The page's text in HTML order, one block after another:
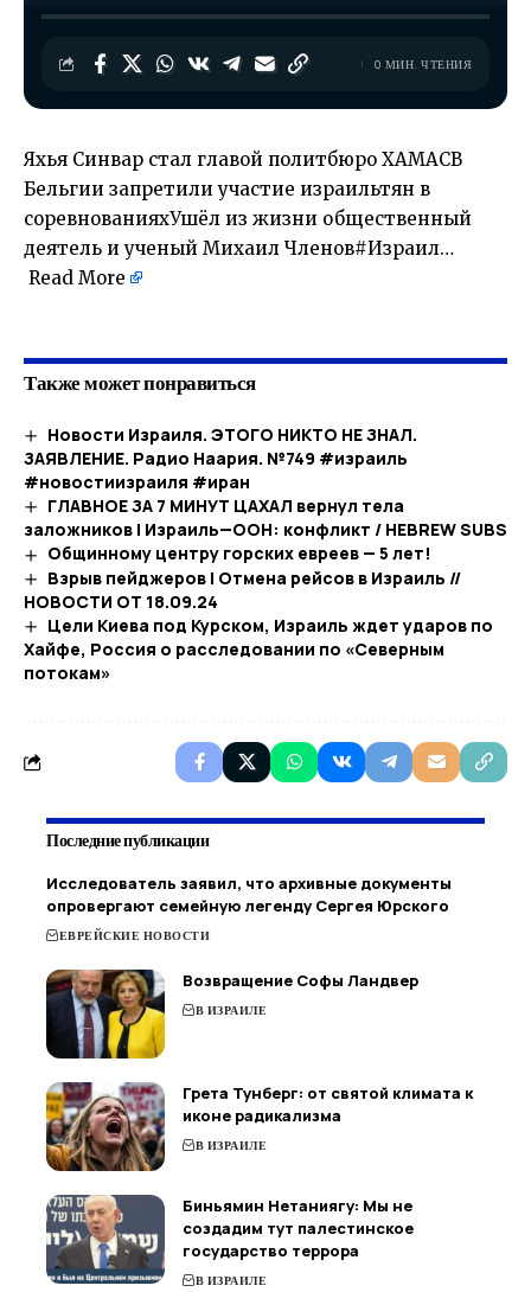
0 МИН. ЧТЕНИЯ
Яхья Синвар стал главой политбюро ХАМАСВ
Бельгии запретили участие израильтян в
соревнованияхУшёл из жизни общественный
деятель и ученый Михаил Членов#Израил…
Read More
Также может понравиться
Новости Израиля. ЭТОГО НИКТО НЕ ЗНАЛ.
ЗАЯВЛЕНИЕ. Радио Наария. №749 #израиль
#новостиизраиля #иран
ГЛАВНОЕ ЗА 7 МИНУТ ЦАХАЛ вернул тела
заложников | Израиль—ООН: конфликт / HEBREW SUBS
Общинному центру горских евреев — 5 лет!
Взрыв пейджеров | Отмена рейсов в Израиль //
НОВОСТИ ОТ 18.09.24
Цели Киева под Курском, Израиль ждет ударов по
Хайфе, Россия о расследовании по «Северным
потокам»
Последние публикации
Исследователь заявил, что архивные документы
опровергают семейную легенду Сергея Юрского
ЕВРЕЙСКИЕ НОВОСТИ
Возвращение Софы Ландвер
В ИЗРАИЛЕ
Грета Тунберг: от святой климата к
иконе радикализма
В ИЗРАИЛЕ
Биньямин Нетаниягу: Мы не
создадим тут палестинское
государство террора
В ИЗРАИЛЕ